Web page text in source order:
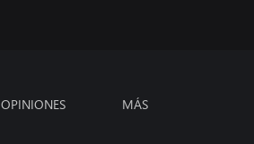
OPINIONES MÁS